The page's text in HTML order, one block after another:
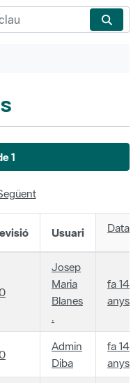
1
Usuari Data
Josep
Maria
Blanes
.
fa 14
anys
Admin
Diba
fa 14
anys